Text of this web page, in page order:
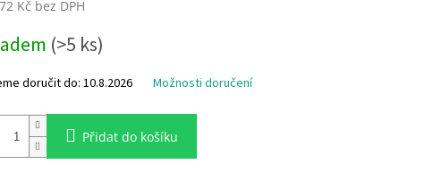
Kč bez DPH
(>5 ks)
doručit do:10.8.2026 Možnosti doručení
Přidat do košíku